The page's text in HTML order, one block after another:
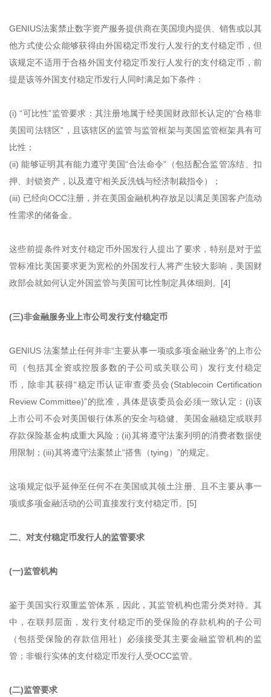
GENIUS法案禁止数字资产服务提供商在美国境内提供、销售或以其
他方式使公众能够获得由外国稳定币发行人发行的支付稳定币，但
该规定不适用于合格外国支付稳定币发行人发行的支付稳定币，前
提是该等外国支付稳定币发行人同时满足如下条件：
(i) “可比性”监管要求：其注册地属于经美国财政部长认定的“合格非
美国司法辖区”，且该辖区的监管与监管框架与美国监管框架具有可
比性；
(ii) 能够证明其有能力遵守美国“合法命令”（包括配合监管冻结、扣
押、封锁资产，以及遵守相关反洗钱与经济制裁指令）；
(iii) 已经向OCC注册，并在美国金融机构存放足以满足美国客户流动
性需求的储备金。
这些前提条件对支付稳定币外国发行人提出了要求，特别是对于监
管标准比美国要求更为宽松的外国发行人将产生较大影响，美国财
政部会就如何认定外国监管与美国可比性制定具体细则。[4]
(三)非金融服务业上市公司发行支付稳定币
GENIUS 法案禁止任何并非“主要从事一项或多项金融业务”的上市公
司（包括其全资或控股多数的子公司或关联公司）发行支付稳定
币，除非其获得“稳定币认证审查委员会(Stablecoin Certification
Review Committee)”的批准，具体是该委员会必须一致认定：(i)该
上市公司不会对美国银行体系的安全与稳健、美国金融稳定或联邦
存款保险基金构成重大风险；(ii)其将遵守法案列明的消费者数据使
用限制；(iii)其将遵守法案禁止“搭售（tying）”的规定。
这项规定似乎延伸至任何不在美国或其领土注册、且不主要从事一
项或多项金融活动的公司直接发行支付稳定币。[5]
二、对支付稳定币发行人的监管要求
(一)监管机构
鉴于美国实行双重监管体系，因此，其监管机构也需分类对待。其
中，在联邦层面，发行支付稳定币的受保险的存款机构的子公司
（包括受保险的存款信用社）必须接受其主要金融监管机构的监
管；非银行实体的支付稳定币发行人受OCC监管。
(二)监管要求